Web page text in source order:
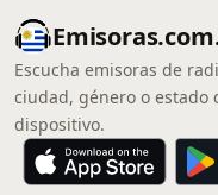
Escucha emisoras de
ciudad, género o
dispositivo.